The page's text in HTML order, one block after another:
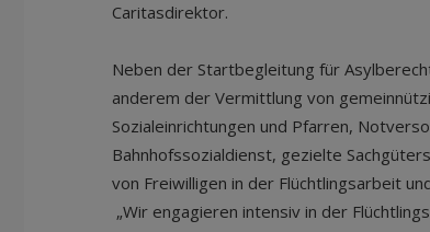
Caritasdirektor.
Neben der Startbegleitung für
anderem der Vermittlung von
Sozialeinrichtungen und Pfarren,
Bahnhofssozialdienst, gezielte
von Freiwilligen in der Flüchtlingsarbeit
„Wir engagieren intensiv in der